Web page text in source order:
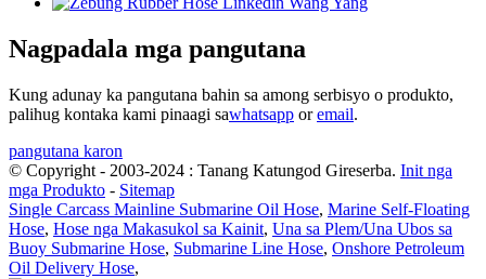
Nagpadala mga pangutana
Kung adunay ka pangutana bahin sa among serbisyo o produkto,
palihug kontaka kami pinaagi sawhatsapp oremail.
pangutana karon
© Copyright - 2003-2024 : Tanang Katungod Gireserba. Init nga
mga Produkto - Sitemap
Single Carcass Mainline Submarine Oil Hose, Marine Self-Floating
Hose, Hose nga Makasukol sa Kainit, Una sa Plem/Una Ubos sa
Buoy Submarine Hose, Submarine Line Hose, Onshore Petroleum
Oil Delivery Hose,